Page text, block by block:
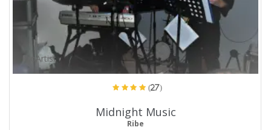
ProArtist
(27)
Midnight Music
Ribe